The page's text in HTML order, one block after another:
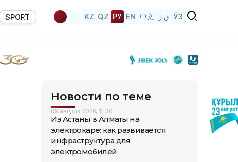
SPORT KZ QZ РУ EN 中文 ق ز ЎЗ
Новости по теме
09 августа 2026, 11:30
Из Астаны в Алматы на
электрокаре: как развивается
инфраструктура для
электромобилей